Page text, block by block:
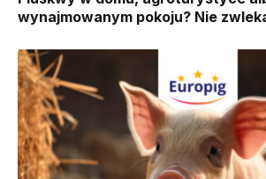
wynajmowanym pokoju? Nie